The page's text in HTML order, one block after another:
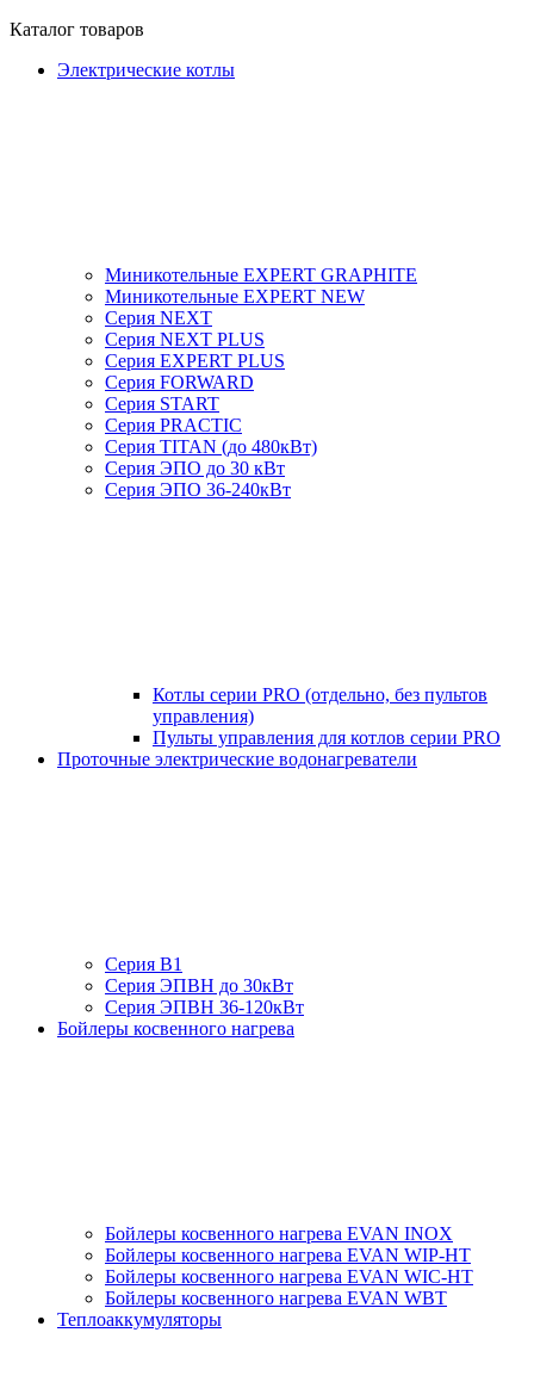
Каталог товаров
Электрические котлы
Миникотельные EXPERT GRAPHITE
Миникотельные EXPERT NEW
Серия NEXT
Серия NEXT PLUS
Серия EXPERT PLUS
Серия FORWARD
Серия START
Серия PRACTIC
Серия TITAN (до 480кВт)
Серия ЭПО до 30 кВт
Серия ЭПО 36-240кВт
Котлы серии PRO (отдельно, без пультов
управления)
Пульты управления для котлов серии PRO
Проточные электрические водонагреватели
Серия В1
Серия ЭПВН до 30кВт
Серия ЭПВН 36-120кВт
Бойлеры косвенного нагрева
Бойлеры косвенного нагрева EVAN INOX
Бойлеры косвенного нагрева EVAN WIP-HT
Бойлеры косвенного нагрева EVAN WIC-HT
Бойлеры косвенного нагрева EVAN WBT
Теплоаккумуляторы